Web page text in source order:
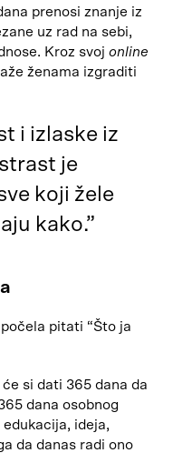
prenosi znanje iz
uz rad na sebi,
Kroz svoj online
ženama izgraditi
i izlaske iz
je
koji žele
kako.”
pitati “Što ja
si dati 365 dana da
dana osobnog
ideja,
da danas radi ono